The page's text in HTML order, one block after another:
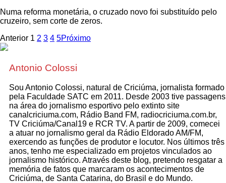
Numa reforma monetária, o cruzado novo foi substituído pelo
cruzeiro, sem corte de zeros.
Anterior 1 2 3 4 5Próximo
Antonio Colossi
Sou Antonio Colossi, natural de Criciúma, jornalista formado
pela Faculdade SATC em 2011. Desde 2003 tive passagens
na área do jornalismo esportivo pelo extinto site
canalcriciuma.com, Rádio Band FM, radiocriciuma.com.br,
TV Criciúma/Canal19 e RCR TV. A partir de 2009, comecei
a atuar no jornalismo geral da Rádio Eldorado AM/FM,
exercendo as funções de produtor e locutor. Nos últimos três
anos, tenho me especializado em projetos vinculados ao
jornalismo histórico. Através deste blog, pretendo resgatar a
memória de fatos que marcaram os acontecimentos de
Criciúma, de Santa Catarina, do Brasil e do Mundo.